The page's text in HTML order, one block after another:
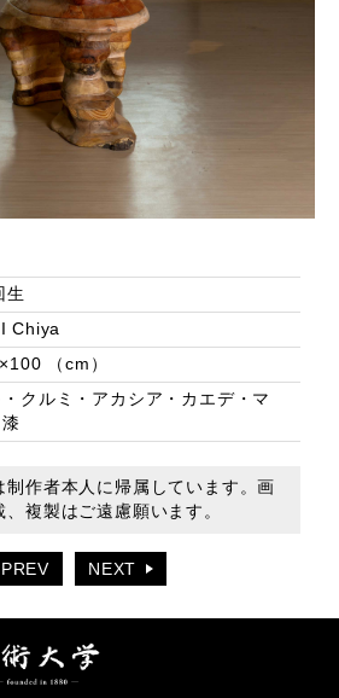
生
Chiya
（cm）
クルミ・アカシア・カエデ・マ
制作者本人に帰属しています。画
複製はご遠慮願います。
PREV NEXT